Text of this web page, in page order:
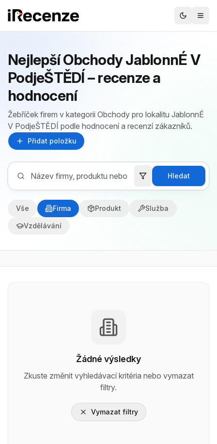
Nejlepší Obchody JablonnÉ V
PodjeŠTĚDÍ – recenze a
hodnocení
Žebříček firem v kategorii Obchody pro lokalitu JablonnÉ
V PodjeŠTĚDÍ podle hodnocení a recenzí zákazníků.
Přidat položku
Hledat
Vše Firma Produkt Služba
Vzdělávání
Žádné výsledky
Zkuste změnit vyhledávací kritéria nebo vymazat
filtry.
Vymazat filtry